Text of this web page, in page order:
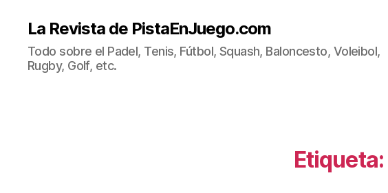
La Revista de PistaEnJuego.com
Todo sobre el Padel, Tenis, Fútbol, Squash, Baloncesto, Voleibol,
Rugby, Golf, etc.
Etiqueta: